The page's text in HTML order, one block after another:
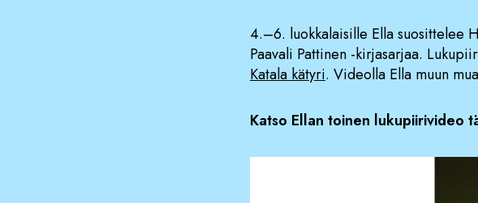
4.–6. luokkalaisille Ella suosittelee
Paavali Pattinen -kirjasarjaa.
Katala kätyri. Videolla Ella muun
Katso Ellan toinen lukupiirivideo